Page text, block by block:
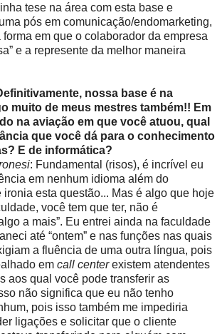
tese na área com esta base e
pós em comunicação/endomarketing,
em que o colaborador da empresa
e a represente da melhor maneira
nossa base é na
muito de meus mestres também!! Em
na aviação em que você atuou, qual
que você dá para o conhecimento
E de informática?
: Fundamental (risos), é incrível eu
em nenhum idioma além do
ironia esta questão... Mas é algo que hoje
você tem que ter, não é
a mais”. Eu entrei ainda na faculdade
até “ontem” e nas funções nas quais
a fluência de uma outra língua, pois
em call centerexistem atendentes
aos qual você pode transferir as
não significa que eu não tenho
pois isso também me impediria
ligações e solicitar que o cliente